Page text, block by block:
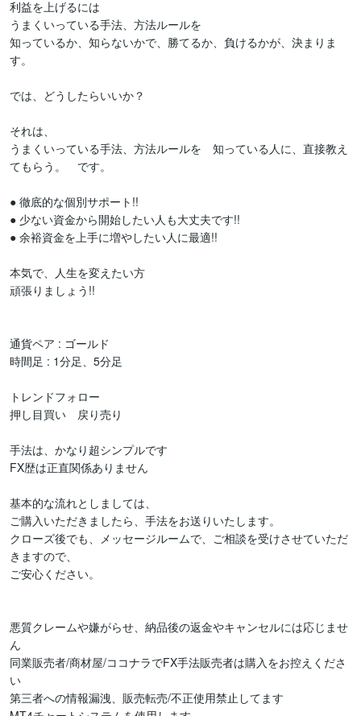
利益を上げるには
うまくいっている手法、方法ルールを
知っているか、知らないかで、勝てるか、負けるかが、決まりま
す。
では、どうしたらいいか？
それは、
うまくいっている手法、方法ルールを　知っている人に、直接教え
てもらう。　です。
● 徹底的な個別サポート!!
● 少ない資金から開始したい人も大丈夫です!!
● 余裕資金を上手に増やしたい人に最適!!
本気で、人生を変えたい方
頑張りましょう!!
通貨ペア : ゴールド
時間足 : 1分足、5分足
トレンドフォロー
押し目買い　戻り売り
手法は、かなり超シンプルです
FX歴は正直関係ありません
基本的な流れとしましては、
ご購入いただきましたら、手法をお送りいたします。
クローズ後でも、メッセージルームで、ご相談を受けさせていただ
きますので、
ご安心ください。
悪質クレームや嫌がらせ、納品後の返金やキャンセルには応じませ
ん
同業販売者/商材屋/ココナラでFX手法販売者は購入をお控えくださ
い
第三者への情報漏洩、販売転売/不正使用禁止してます